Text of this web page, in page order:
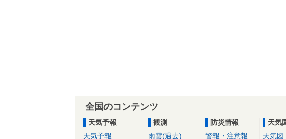
全国のコンテンツ
天気予報
天気予報
観測
雨雲(過去)
防災情報
警報・注意報
天気
天気図